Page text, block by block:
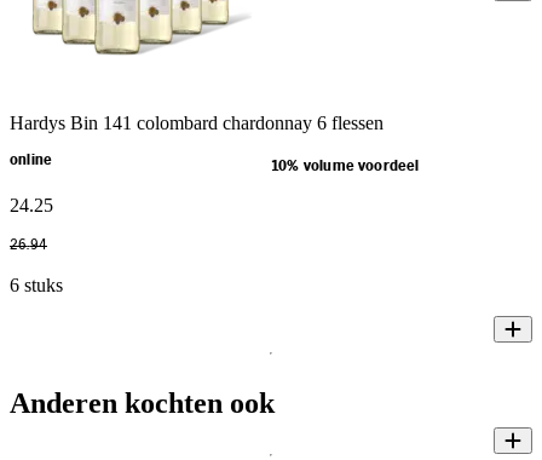
Hardys Bin 141 colombard chardonnay 6 flessen
online 10% volume voordeel
24.25
26.94
6 stuks
Anderen kochten ook